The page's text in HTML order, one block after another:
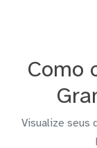
Como
Visualize seus